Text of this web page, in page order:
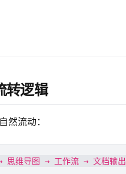
转逻辑
然流动：